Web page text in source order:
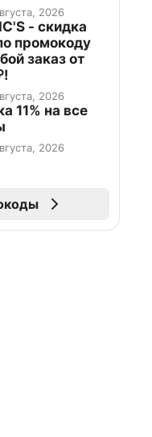
2026
- скидка
промокоду
заказ от
2026
11% на все
2026